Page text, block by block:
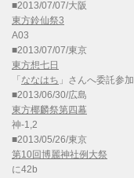
■2013/07/07/大阪
東方鈴仙祭3
A03
■2013/07/07/東京
東方想七日
「 ななはち 」さんへ委託参加
■2013/06/30/広島
東方椰麟祭第四幕
神-1,2
■2013/05/26/東京
第10回博麗神社例大祭
に42b